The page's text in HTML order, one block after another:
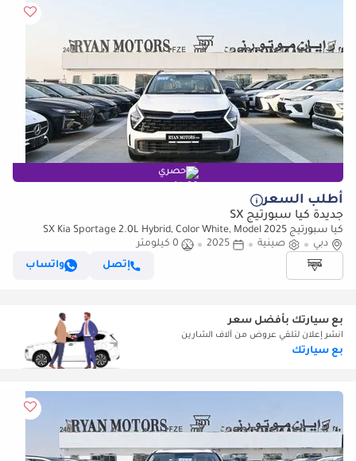
حصري
أطلب السعر
جديدة كيا سبورتيج SX
كيا سبورتيج SX Kia Sportage 2.0L Hybrid, Color White, Model 2025
دبي
صينية 2025
0 كيلومتر
إتصل
واتساب
بع سيارتك بأفضل سعر
انشر إعلان لتلقي عروض من آلاف الشارين
بع سيارتك